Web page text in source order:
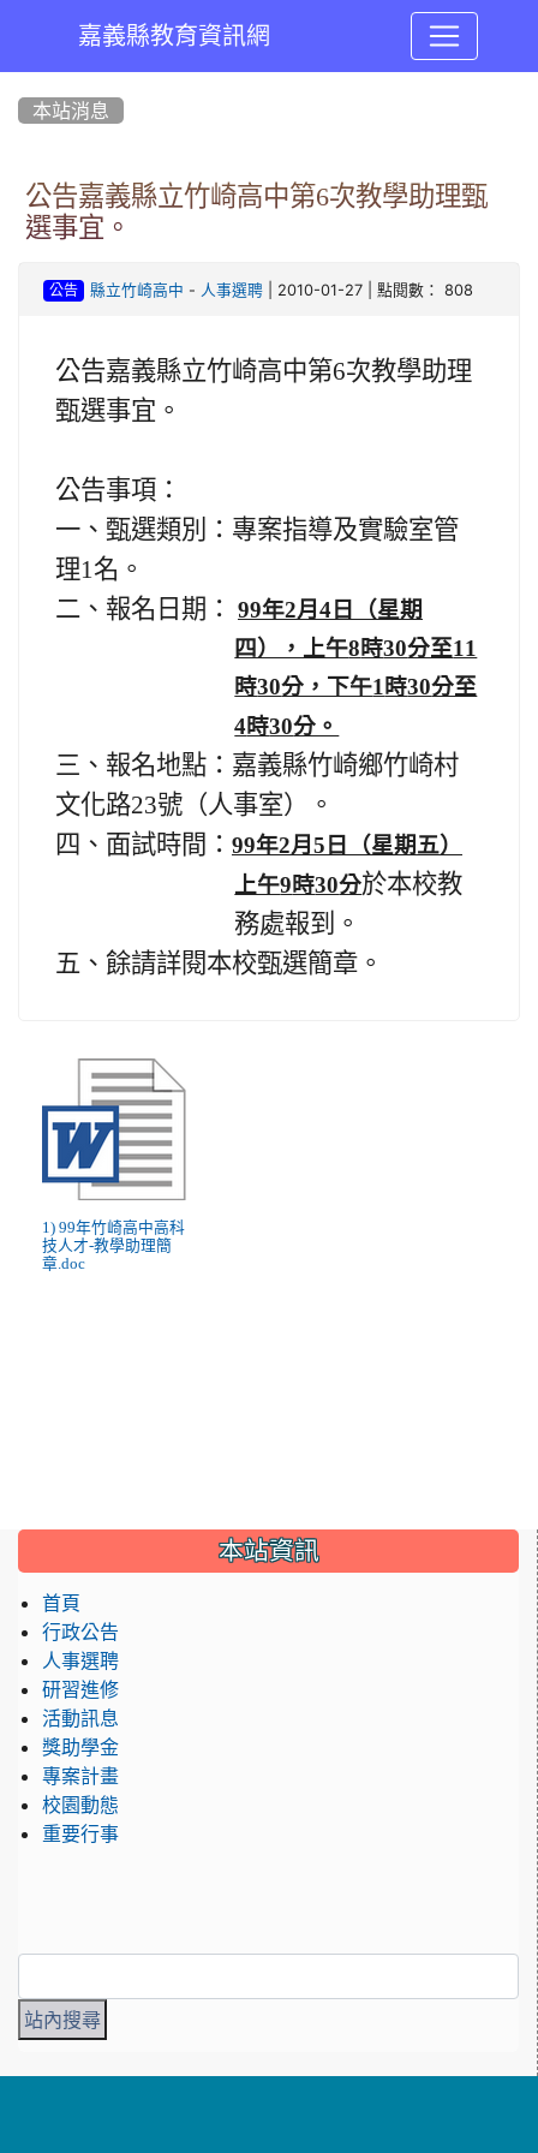
嘉義縣教育資訊網
本站消息
公告嘉義縣立竹崎高中第6次教學助理甄
選事宜。
公告 縣立竹崎高中 - 人事選聘| 2010-01-27 | 點閱數： 808
公告嘉義縣立竹崎高中第6次教學助理
甄選事宜。
公告事項：
一、甄選類別： 專案指導及實驗室管
理1名。
二、報名日期： 99年2月 4 日
（星期
四），上午8時30分至11
時30分，下午1 時30分至
4時30分。
三、報名地點：嘉義縣竹崎鄉竹崎村
文化路23號（人事室）。
四、面試時間： 99年2月 5 日
（星期五）
上午9時30分於本校教
務處報到。
五、餘請詳閱本校甄選簡章。
1) 99年竹崎高中高科
技人才-教學助理簡
章.doc
::: 本站資訊
首頁
行政公告
人事選聘
研習進修
活動訊息
獎助學金
專案計畫
校園動態
重要行事